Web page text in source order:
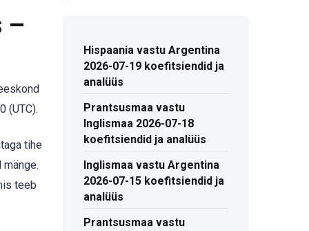
–
(UTC).
tihe
teeb
Hispaania vastu Argentina
2026-07-19 koefitsiendid ja
analüüs
Prantsusmaa vastu
Inglismaa 2026-07-18
koefitsiendid ja analüüs
Inglismaa vastu Argentina
2026-07-15 koefitsiendid ja
analüüs
Prantsusmaa vastu